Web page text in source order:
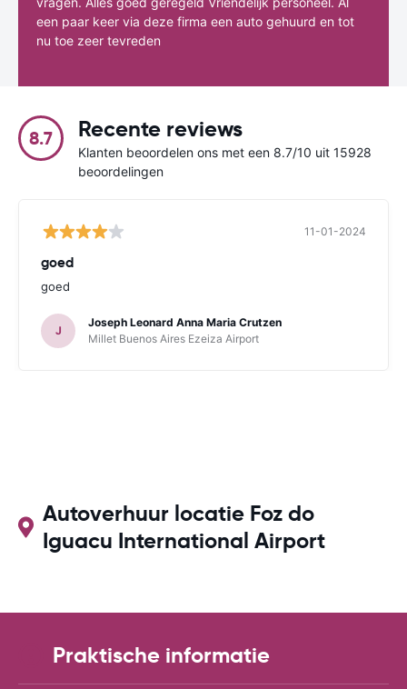
een paar keer via deze firma een auto gehuurd en tot
nu toe zeer tevreden
8.7 Recente reviews
Klanten beoordelen ons met een 8.7/10 uit 15928
beoordelingen
11-01-2024
goed
goed
J
Joseph Leonard Anna Maria Crutzen
Millet Buenos Aires Ezeiza Airport
Autoverhuur locatie Foz do
Iguacu International Airport
Praktische informatie